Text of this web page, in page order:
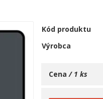
Kód produktu
Výrobca
Cena / 1 ks